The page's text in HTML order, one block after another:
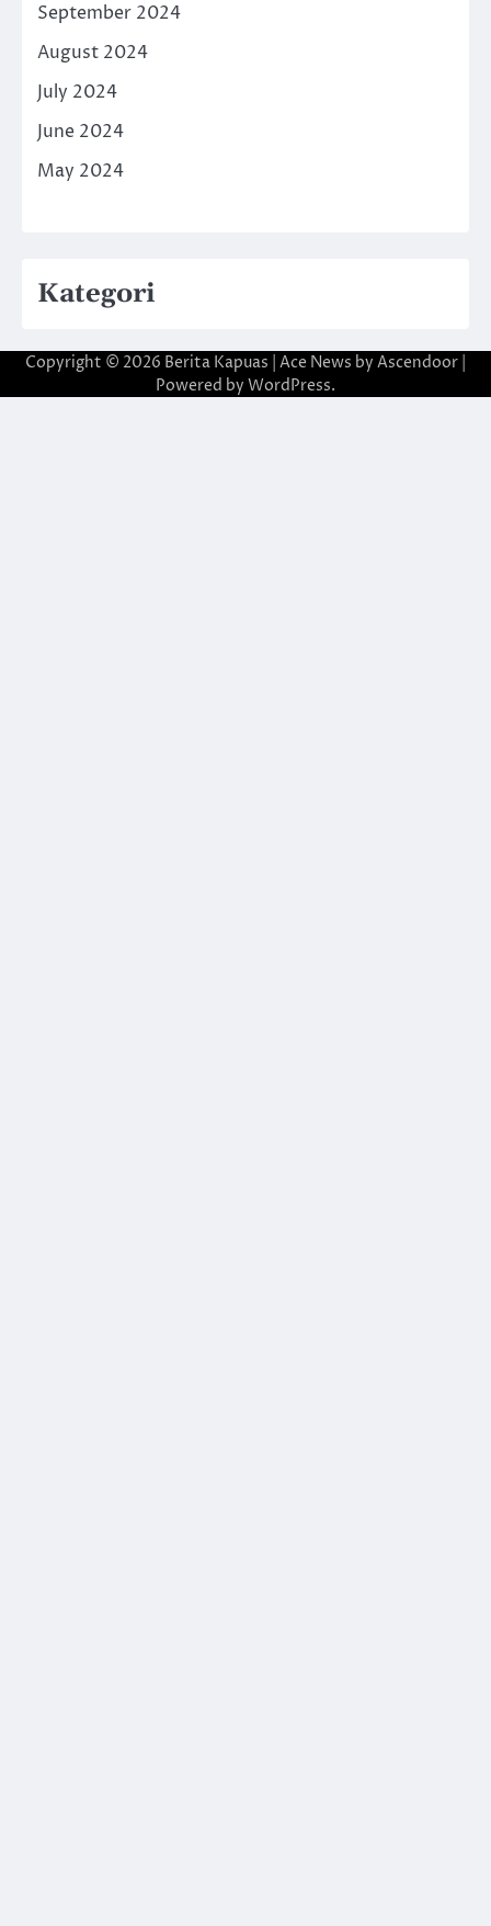
September 2024
August 2024
July 2024
June 2024
May 2024
Kategori
Copyright © 2026 Berita Kapuas | Ace News by Ascendoor
Powered by WordPress.